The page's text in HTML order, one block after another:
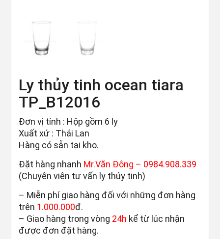
Ly thủy tinh ocean tiara
TP_B12016
Đơn vị tính : Hộp gồm 6 ly
Xuất xứ : Thái Lan
Hàng có sẵn tại kho.
Đặt hàng nhanh Mr.Văn Đông – 0984.908.339
(Chuyên viên tư vấn ly thủy tinh)
– Miễn phí giao hàng đối với những đơn hàng
trên 1.000.000đ.
– Giao hàng trong vòng 24h kể từ lúc nhận
được đơn đặt hàng.